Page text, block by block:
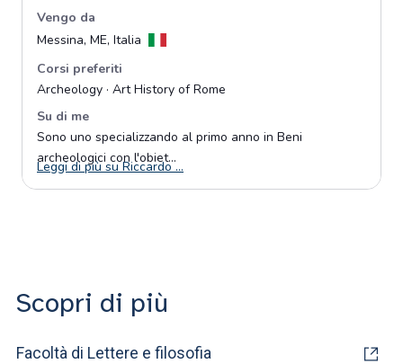
Scopri di più
Facoltà di Lettere e filosofia